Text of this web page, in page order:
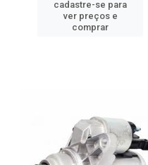
cadastre-se para
ver preços e
comprar